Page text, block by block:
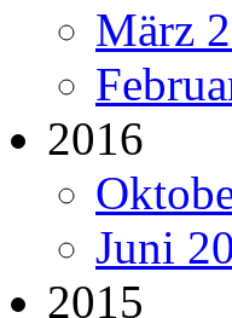
März
2016
Juni
2015